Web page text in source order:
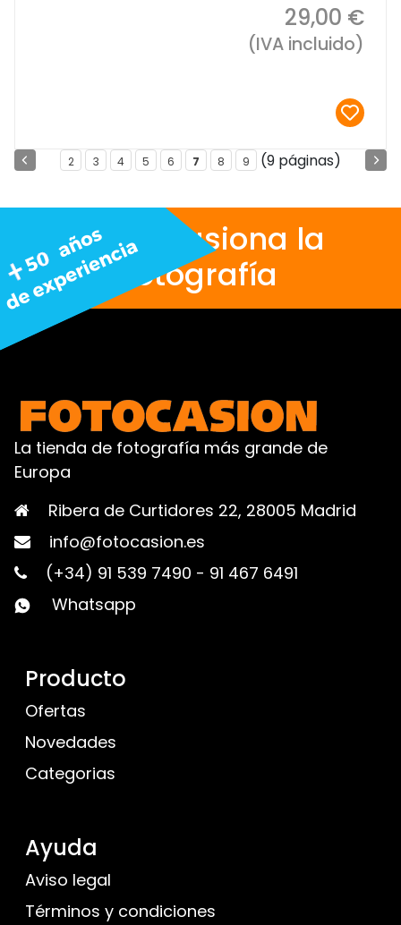
29,00 €
(IVA incluido)
2 3 4 5 6 7 8 9 (9 páginas)
Nos apasiona la
fotografía
La tienda de fotografía más grande de
Europa
Ribera de Curtidores 22, 28005 Madrid
info@fotocasion.es
(+34) 91 539 7490 - 91 467 6491
Whatsapp
Producto
Ofertas
Novedades
Categorias
Ayuda
Aviso legal
Términos y condiciones